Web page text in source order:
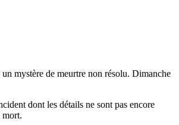
mystère de meurtre non résolu. Dimanche
dont les détails ne sont pas encore
mort.